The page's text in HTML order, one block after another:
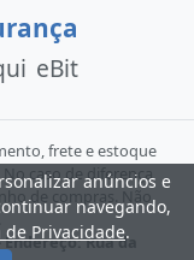
eBit
frete e estoque
caso de diferença
de compras. Não
Endereço: Rua da
anúncios e
navegando,
de Privacidade.